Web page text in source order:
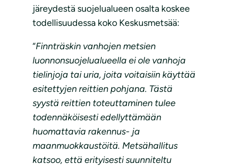
järeydestä suojelualueen osalta koskee
todellisuudessa koko Keskusmetsää:
“Finnträskin vanhojen metsien
luonnonsuojelualueella ei ole vanhoja
tielinjoja tai uria, joita voitaisiin käyttää
esitettyjen reittien pohjana. Tästä
syystä reittien toteuttaminen tulee
todennäköisesti edellyttämään
huomattavia rakennus- ja
maanmuokkaustöitä. Metsähallitus
katsoo, että erityisesti suunniteltu